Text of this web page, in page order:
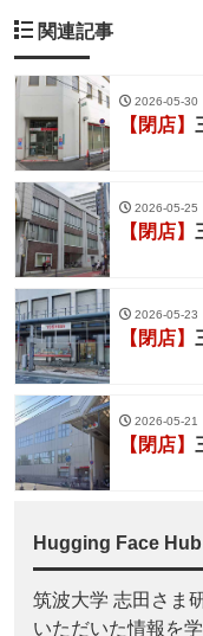
関連記事
2026-05-30
【閉店】
2026-05-25
【閉店】
2026-05-23
【閉店】
2026-05-21
【閉店】
Hugging Face Hub
筑波大学 志田さま
いただいた情報を